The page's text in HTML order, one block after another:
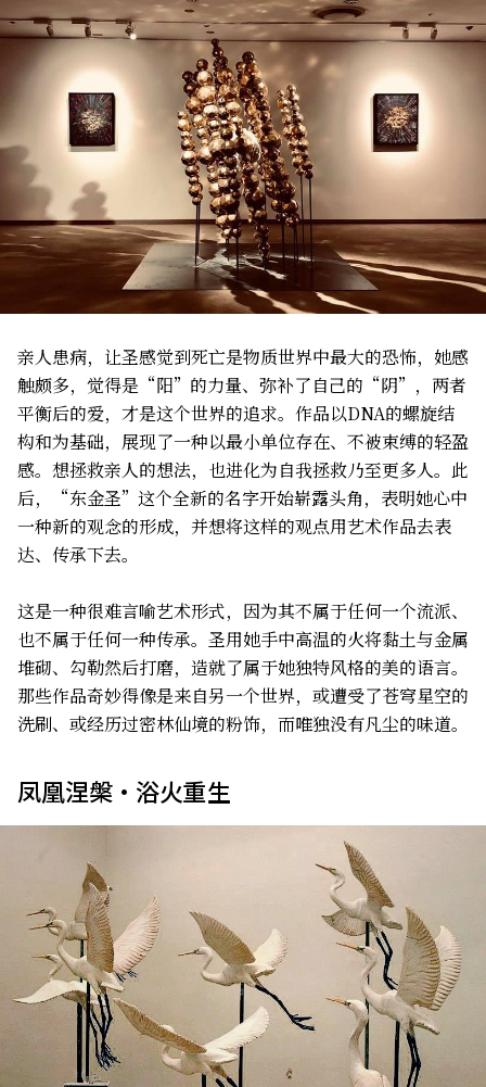
亲人患病，让圣感觉到死亡是物质世界中最大的恐怖，她感
触颇多，觉得是“阳”的力量、弥补了自己的“阴”，两者
平衡后的爱，才是这个世界的追求。作品以DNA的螺旋结
构和为基础，展现了一种以最小单位存在、不被束缚的轻盈
感。想拯救亲人的想法，也进化为自我拯救乃至更多人。此
后，“东金圣”这个全新的名字开始崭露头角，表明她心中
一种新的观念的形成，并想将这样的观点用艺术作品去表
达、传承下去。
这是一种很难言喻艺术形式，因为其不属于任何一个流派、
也不属于任何一种传承。圣用她手中高温的火将黏土与金属
堆砌、勾勒然后打磨，造就了属于她独特风格的美的语言。
那些作品奇妙得像是来自另一个世界，或遭受了苍穹星空的
洗刷、或经历过密林仙境的粉饰，而唯独没有凡尘的味道。
凤凰涅槃・浴火重生